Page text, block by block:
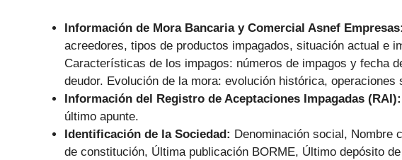
Información de Mora Bancaria y Comercial Asnef Empresas:
acreedores, tipos de productos impagados, situación actual e
Características de los impagos: números de impagos y fecha
deudor. Evolución de la mora: evolución histórica, operaciones
Información del Registro de Aceptaciones Impagadas (RAI):
último apunte.
Identificación de la Sociedad: Denominación social, Nombre
de constitución, Última publicación BORME, Último depósito